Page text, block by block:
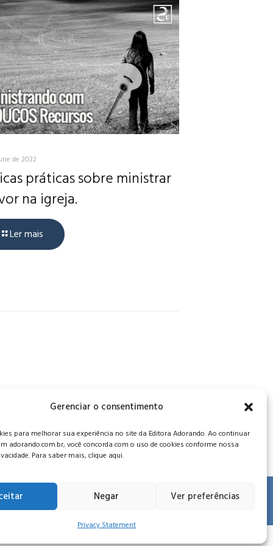
Gerenciar o consentimento
para melhorar sua experiência no site da Editora Adorando. Ao continuar
adorando.com.br, você concorda com o uso de cookies conforme nossa
Para saber mais, clique aqui.
Negar Ver preferências
Privacy Statement
de 2022
práticas sobre ministrar
na igreja.
Ler mais
privacidade